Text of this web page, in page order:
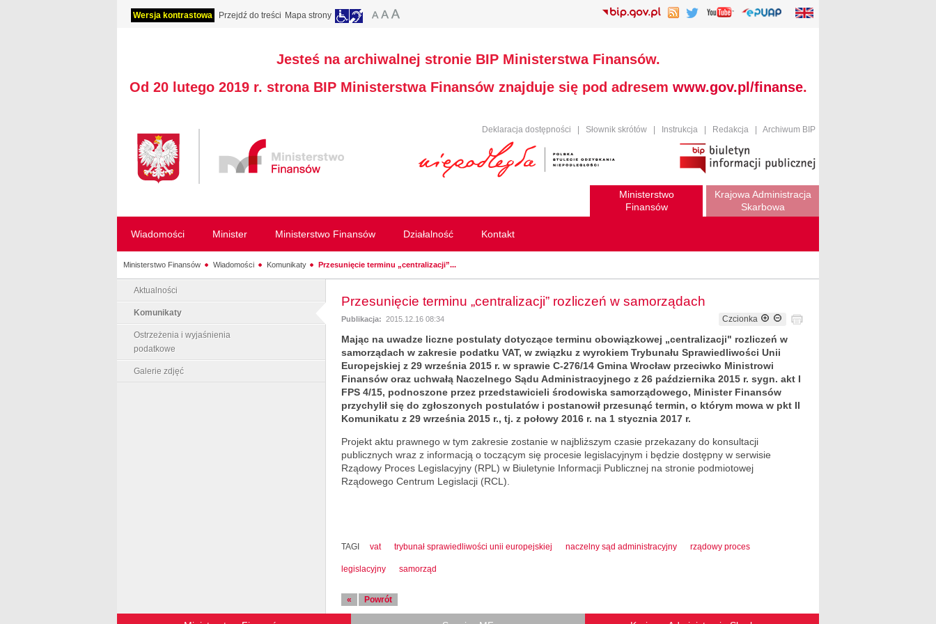
Wersja kontrastowa Przejdź do treści Mapa strony
Jesteś na archiwalnej stronie BIP Ministerstwa Finansów.
Od 20 lutego 2019 r. strona BIP Ministerstwa Finansów znajduje się pod adresem www.gov.pl/finanse.
Deklaracja dostępności Słownik skrótów Instrukcja Redakcja Archiwum BIP
Ministerstwo
Finansów
Krajowa Administracja
Skarbowa
Wiadomości Minister Ministerstwo Finansów Działalność Kontakt
Ministerstwo Finansów Wiadomości Komunikaty Przesunięcie terminu „centralizacji”...
Aktualności
Komunikaty
Ostrzeżenia i wyjaśnienia
podatkowe
Galerie zdjęć
Przesunięcie terminu „centralizacji” rozliczeń w samorządach
Publikacja: 2015.12.16 08:34 Czcionka
Mając na uwadze liczne postulaty dotyczące terminu obowiązkowej „centralizacji" rozliczeń w
samorządach w zakresie podatku VAT, w związku z wyrokiem Trybunału Sprawiedliwości Unii
Europejskiej z 29 września 2015 r. w sprawie C-276/14 Gmina Wrocław przeciwko Ministrowi
Finansów oraz uchwałą Naczelnego Sądu Administracyjnego z 26 października 2015 r. sygn. akt I
FPS 4/15, podnoszone przez przedstawicieli środowiska samorządowego, Minister Finansów
przychylił się do zgłoszonych postulatów i postanowił przesunąć termin, o którym mowa w pkt II
Komunikatu z 29 września 2015 r., tj. z połowy 2016 r. na 1 stycznia 2017 r.
Projekt aktu prawnego w tym zakresie zostanie w najbliższym czasie przekazany do konsultacji
publicznych wraz z informacją o toczącym się procesie legislacyjnym i będzie dostępny w serwisie
Rządowy Proces Legislacyjny (RPL) w Biuletynie Informacji Publicznej na stronie podmiotowej
Rządowego Centrum Legislacji (RCL).
TAGI vat trybunał sprawiedliwości unii europejskiej naczelny sąd administracyjny rządowy proces
legislacyjny samorząd
« Powrót